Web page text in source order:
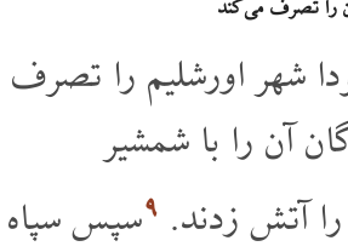
را تصرف می کند
شهر اورشلیم را تصرف
آن را با شمشیر
آتش زدند. ۹سپس سپاه